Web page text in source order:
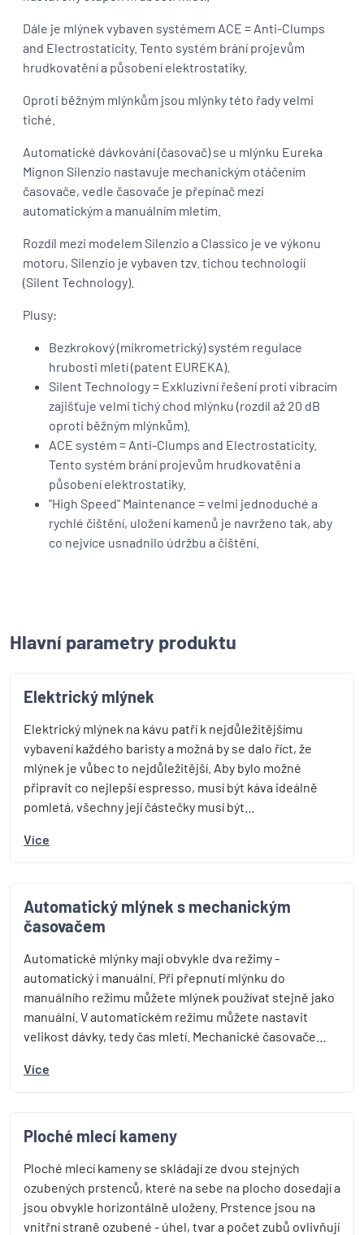
Dále je mlýnek vybaven systémem ACE = Anti-Clumps
and Electrostaticity. Tento systém brání projevům
hrudkovatění a působení elektrostatiky.
Oproti běžným mlýnkům jsou mlýnky této řady velmi
tiché.
Automatické dávkování (časovač) se u mlýnku Eureka
Mignon Silenzio nastavuje mechanickým otáčením
časovače, vedle časovače je přepínač mezi
automatickým a manuálním mletím.
Rozdíl mezi modelem Silenzio a Classico je ve výkonu
motoru, Silenzio je vybaven tzv. tichou technologií
(Silent Technology).
Plusy:
Bezkrokový (mikrometrický) systém regulace
hrubosti mletí (patent EUREKA).
Silent Technology = Exkluzivní řešení proti vibracím
zajišťuje velmi tichý chod mlýnku (rozdíl až 20 dB
oproti běžným mlýnkům).
ACE systém = Anti-Clumps and Electrostaticity.
Tento systém brání projevům hrudkovatění a
působení elektrostatiky.
"High Speed" Maintenance = velmi jednoduché a
rychlé čištění, uložení kamenů je navrženo tak, aby
co nejvíce usnadnilo údržbu a čištění.
Hlavní parametry produktu
Elektrický mlýnek
Elektrický mlýnek na kávu patří k nejdůležitějšímu
vybavení každého baristy a možná by se dalo říct, že
mlýnek je vůbec to nejdůležitější. Aby bylo možné
připravit co nejlepší espresso, musí být káva ideálně
pomletá, všechny její částečky musí být…
Více
Automatický mlýnek s mechanickým
časovačem
Automatické mlýnky mají obvykle dva režimy -
automatický i manuální. Při přepnutí mlýnku do
manuálního režimu můžete mlýnek používat stejně jako
manuální. V automatickém režimu můžete nastavit
velikost dávky, tedy čas mletí. Mechanické časovače…
Více
Ploché mlecí kameny
Ploché mlecí kameny se skládají ze dvou stejných
ozubených prstenců, které na sebe na plocho dosedají a
jsou obvykle horizontálně uloženy. Prstence jsou na
vnitřní straně ozubené - úhel, tvar a počet zubů ovlivňují